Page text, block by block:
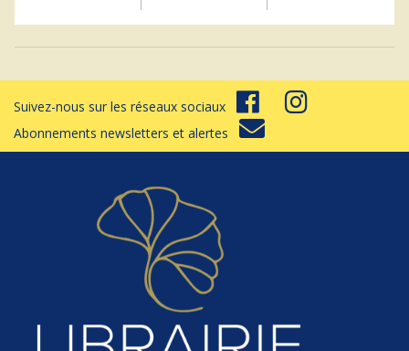
Suivez-nous sur les réseaux sociaux
Abonnements newsletters et alertes